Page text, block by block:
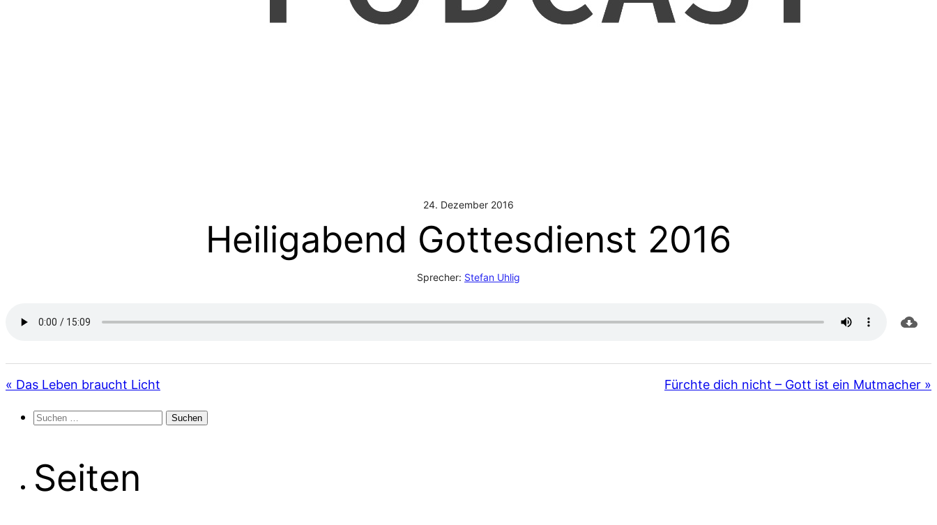
24. Dezember 2016
Heiligabend Gottesdienst 2016
Sprecher: Stefan Uhlig
« Das Leben braucht Licht Fürchte dich nicht – Gott ist ein Mutmacher »
Suchen
Seiten